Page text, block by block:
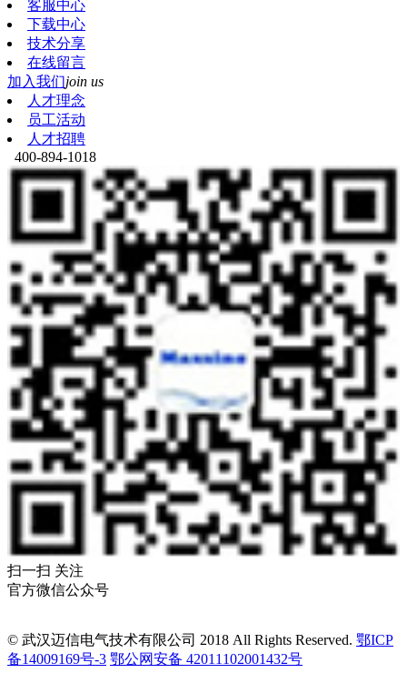
客服中心
下载中心
技术分享
在线留言
加入我们join us
人才理念
员工活动
人才招聘
400-894-1018
扫一扫 关注
官方微信公众号
© 武汉迈信电气技术有限公司 2018 All Rights Reserved. 鄂ICP
备14009169号-3 鄂公网安备 42011102001432号